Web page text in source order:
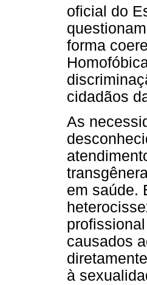
oficial do
forma
cidadãos
As
em saúde.
causados
à